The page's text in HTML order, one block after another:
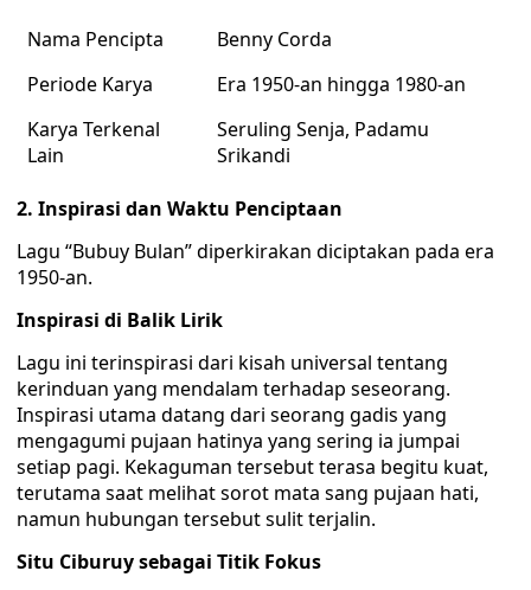
Nama Pencipta
Benny Corda
Periode Karya
Era 1950-an hingga 1980-an
Karya Terkenal
Lain
Seruling Senja, Padamu
Srikandi
2. Inspirasi dan Waktu Penciptaan
Lagu “Bubuy Bulan” diperkirakan diciptakan pada era
1950-an.
Inspirasi di Balik Lirik
Lagu ini terinspirasi dari kisah universal tentang
kerinduan yang mendalam terhadap seseorang.
Inspirasi utama datang dari seorang gadis yang
mengagumi pujaan hatinya yang sering ia jumpai
setiap pagi. Kekaguman tersebut terasa begitu kuat,
terutama saat melihat sorot mata sang pujaan hati,
namun hubungan tersebut sulit terjalin.
Situ Ciburuy sebagai Titik Fokus